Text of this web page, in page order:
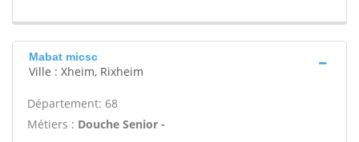
Mabat micsc
Ville : Xheim, Rixheim
Département: 68
Métiers : Douche Senior -